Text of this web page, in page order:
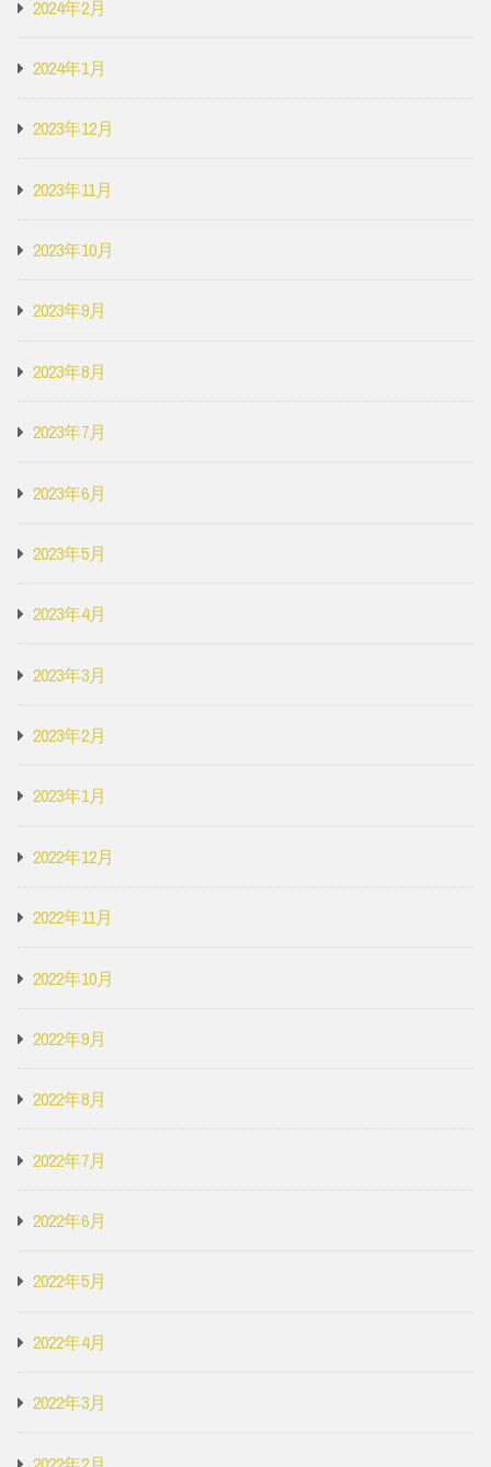
2024年2月
2024年1月
2023年12月
2023年11月
2023年10月
2023年9月
2023年8月
2023年7月
2023年6月
2023年5月
2023年4月
2023年3月
2023年2月
2023年1月
2022年12月
2022年11月
2022年10月
2022年9月
2022年8月
2022年7月
2022年6月
2022年5月
2022年4月
2022年3月